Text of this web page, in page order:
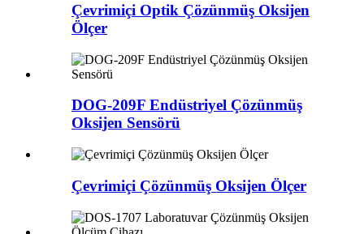
Çevrimiçi Optik Çözünmüş Oksijen
Ölçer
DOG-209F Endüstriyel Çözünmüş
Oksijen Sensörü
Çevrimiçi Çözünmüş Oksijen Ölçer